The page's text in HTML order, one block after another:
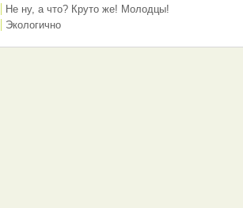
Не ну, а что? Круто же! Молодцы!
Экологично